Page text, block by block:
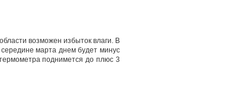
возможен избыток влаги. В
марта днем будет минус
поднимется до плюс 3